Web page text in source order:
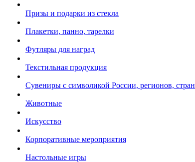
Призы и подарки из стекла
Плакетки, панно, тарелки
Футляры для наград
Текстильная продукция
Сувениры с символикой России, регионов, стран
Животные
Искусство
Корпоративные мероприятия
Настольные игры